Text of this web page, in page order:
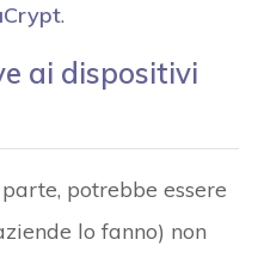
.
ai dispositivi
potrebbe essere
lo fanno) non